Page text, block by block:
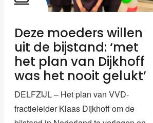
Deze moeders willen
uit de bijstand: ‘met
het plan van Dijkhoff
was het nooit gelukt’
DELFZIJL – Het plan van VVD-
fractieleider Klaas Dijkhoff om de